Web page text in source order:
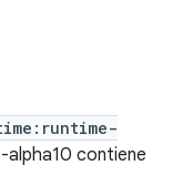
alpha10 contiene